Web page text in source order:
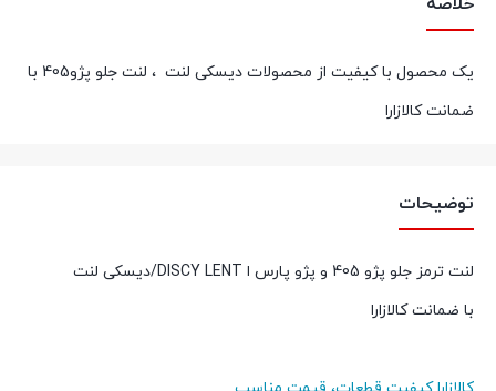
یک محصول با کیفیت از محصولات دیسکی لنت ، لنت جلو پژو405 با
ضمانت کالازارا
توضیحات
لنت ترمز جلو پژو 405 و پژو پارس ا DISCY LENT/دیسکی لنت
با ضمانت کالازارا